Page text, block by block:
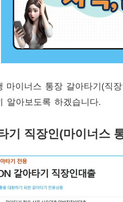
마이너스 통장 갈아타기(직
알아보도록 하겠습니다.
기 직장인(마이너스